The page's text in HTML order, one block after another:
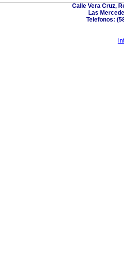
Calle Vera Cruz,
Las
Telefonos: